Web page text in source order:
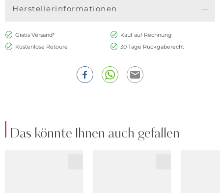
Herstellerinformationen
Gratis Versand*
Kauf auf Rechnung
Kostenlose Retoure
30 Tage Rückgaberecht
Das könnte Ihnen auch gefallen